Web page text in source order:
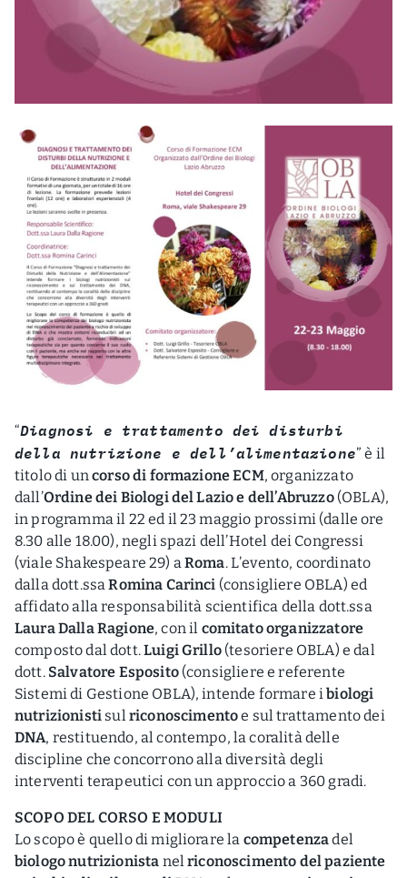
“Diagnosi e trattamento dei disturbi
della nutrizione e dell’alimentazione” è il
titolo di uncorso di formazione ECM, organizzato
dall’Ordine dei Biologi del Lazio e dell’Abruzzo(OBLA),
in programma il 22 ed il 23 maggio prossimi (dalle ore
8.30 alle 18.00), negli spazi dell’Hotel dei Congressi
(viale Shakespeare 29) aRoma. L’evento, coordinato
dalla dott.ssaRomina Carinci (consigliere OBLA) ed
affidato alla responsabilità scientifica della dott.ssa
Laura Dalla Ragione, con il comitato organizzatore
composto dal dott.Luigi Grillo (tesoriere OBLA) e dal
dott. Salvatore Esposito (consigliere e referente
Sistemi di Gestione OBLA), intende formare ibiologi
nutrizionisti sul riconoscimentoe sul trattamento dei
DNA, restituendo, al contempo, la coralità delle
discipline che concorrono alla diversità degli
interventi terapeutici con un approccio a 360 gradi.
SCOPO DEL CORSO E MODULI
Lo scopo è quello di migliorare la competenzadel
biologo nutrizionista nelriconoscimento del paziente